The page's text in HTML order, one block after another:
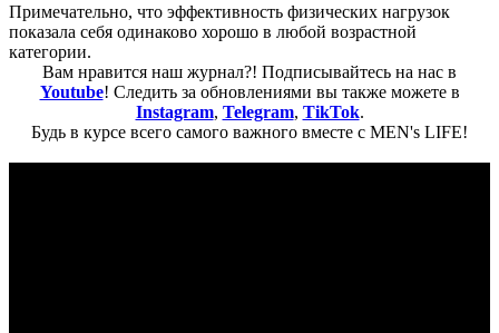
Примечательно, что эффективность физических нагрузок
показала себя одинаково хорошо в любой возрастной
категории.
Вам нравится наш журнал?! Подписывайтесь на нас в
Youtube! Следить за обновлениями вы также можете в
Instagram, Telegram, TikTok.
Будь в курсе всего самого важного вместе с MEN's LIFE!